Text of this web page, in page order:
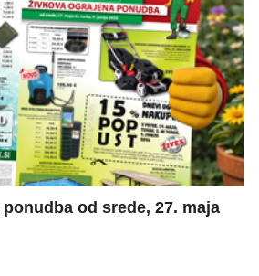
od srede, 27. maja